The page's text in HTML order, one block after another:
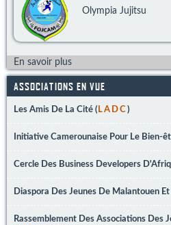
Olympia Jujitsu
En savoir plus
ASSOCIATIONS EN VUE
Les Amis De La Cité ( LADC )
Initiative Camerounaise Pour Le Bien-
Cercle Des Business Developers
Diaspora Des Jeunes De Malantouen Et
Rassemblement Des Associations Des